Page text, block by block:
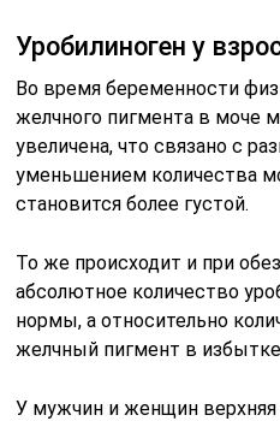
Уробилиноген у
Во время беременности
желчного пигмента в моче
увеличена, что связано с
уменьшением количества
становится более густой.
То же происходит и при
абсолютное количество
нормы, а относительно
желчный пигмент в
У мужчин и женщин верхняя